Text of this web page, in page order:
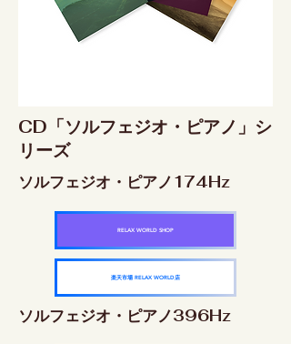
CD「ソルフェジオ・ピアノ」シ
リーズ
ソルフェジオ・ピアノ174Hz
RELAX WORLD SHOP
楽天市場 RELAX WORLD店
ソルフェジオ・ピアノ396Hz